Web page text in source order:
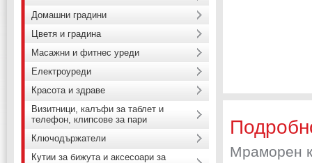
Мраморен
Домашни градини
Цветя и градина
Масажни и фитнес уреди
Електроуреди
Красота и здраве
Визитници, калъфи за таблет и
телефон, клипсове за пари
Ключодържатели
Кутии за бижута и аксесоари за